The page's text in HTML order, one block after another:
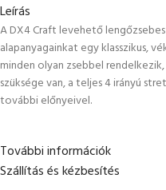
Leírás
A DX4 Craft levehető
alapanyagainkat egy klasszikus,
minden olyan zsebbel
szüksége van, a teljes 4 irányú
további előnyeivel.
További információk
Szállítás és kézbesítés